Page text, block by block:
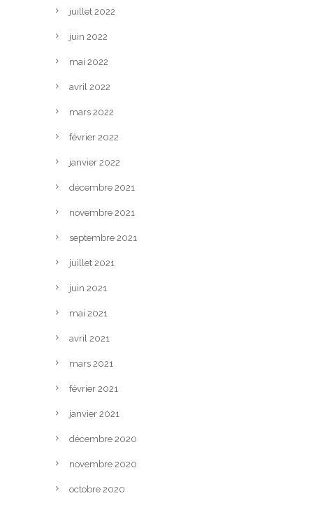
juillet 2022
juin 2022
mai 2022
avril 2022
mars 2022
février 2022
janvier 2022
décembre 2021
novembre 2021
septembre 2021
juillet 2021
juin 2021
mai 2021
avril 2021
mars 2021
février 2021
janvier 2021
décembre 2020
novembre 2020
octobre 2020